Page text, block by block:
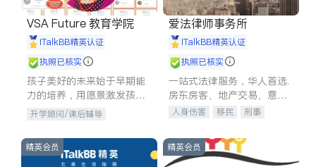
VSA Future 教育学院
iTalkBB精英认证
执照已核实
孩子美好的未来始于早期能
力的培养，用愿景激发孩子
的学习潜力和动力。理念：
拥有成长型心态是成功的基
石。
升学顾问/课后辅导
爱法律师事务所
iTalkBB精英认证
执照已核实
一站式法律服务，华人首选.
房东房客、地产交易、意外
伤害、车祸重伤、商业诉
建筑合同、刑事案件全包办
人身伤害 移民
刑事
信托/遗嘱
商业
索赔
律师-其它 保释
精英会员 精英会员